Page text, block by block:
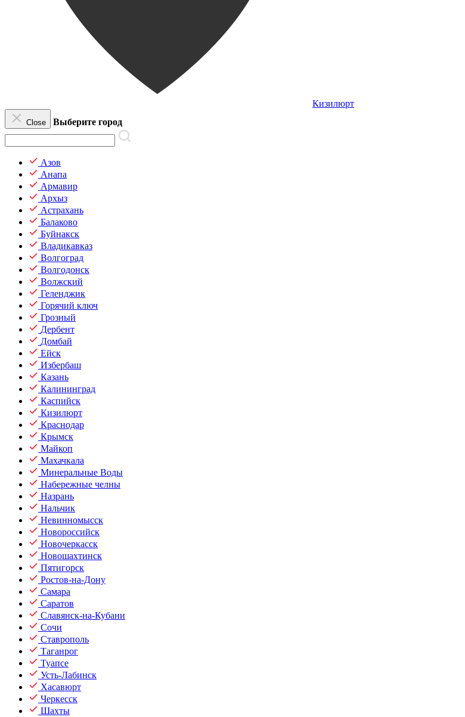
Кизилюрт
Close Выберите город
Азов
Анапа
Армавир
Архыз
Астрахань
Балаково
Буйнакск
Владикавказ
Волгоград
Волгодонск
Волжский
Геленджик
Горячий ключ
Грозный
Дербент
Домбай
Ейск
Избербаш
Казань
Калининград
Каспийск
Кизилюрт
Краснодар
Крымск
Майкоп
Махачкала
Минеральные Воды
Набережные челны
Назрань
Нальчик
Невинномысск
Новороссийск
Новочеркасск
Новошахтинск
Пятигорск
Ростов-на-Дону
Самара
Саратов
Славянск-на-Кубани
Сочи
Ставрополь
Таганрог
Туапсе
Усть-Лабинск
Хасавюрт
Черкесск
Шахты